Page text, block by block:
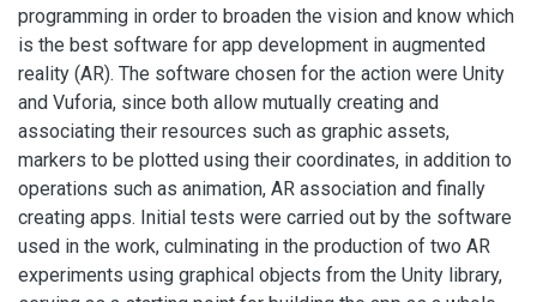
programming in order to broaden the vision and know which
is the best software for app development in augmented
reality (AR). The software chosen for the action were Unity
and Vuforia, since both allow mutually creating and
associating their resources such as graphic assets,
markers to be plotted using their coordinates, in addition to
operations such as animation, AR association and finally
creating apps. Initial tests were carried out by the software
used in the work, culminating in the production of two AR
experiments using graphical objects from the Unity library,